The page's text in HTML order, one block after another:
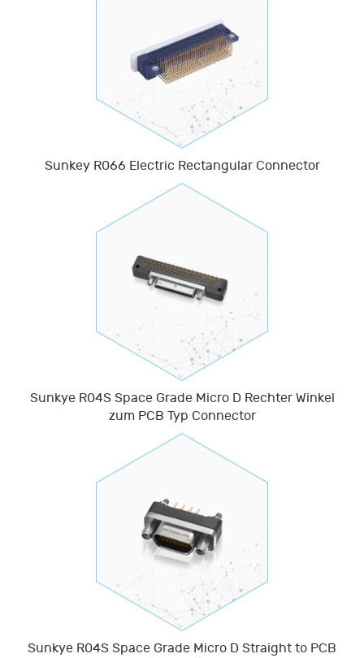
Sunkey R066 Electric Rectangular Connector
Sunkye R04S Space Grade Micro D Rechter Winkel
zum PCB Typ Connector
Sunkye R04S Space Grade Micro D Straight to PCB